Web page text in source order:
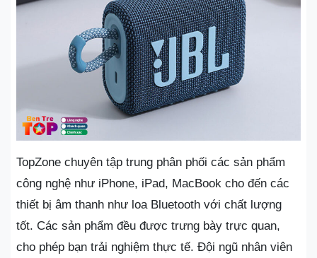
TopZone chuyên tập trung phân phối các sản phẩm
công nghệ như iPhone, iPad, MacBook cho đến các
thiết bị âm thanh như loa Bluetooth với chất lượng
tốt. Các sản phẩm đều được trưng bày trực quan,
cho phép bạn trải nghiệm thực tế. Đội ngũ nhân viên